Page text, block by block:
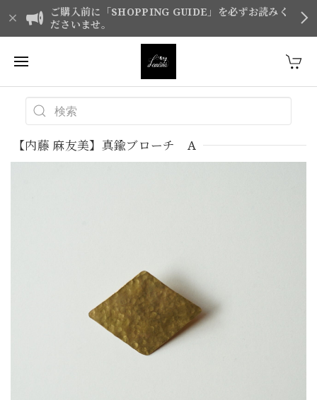
ご購入前に「SHOPPING GUIDE」を必ずお読みく
ださいませ。
【内藤 麻友美】真鍮ブローチ A